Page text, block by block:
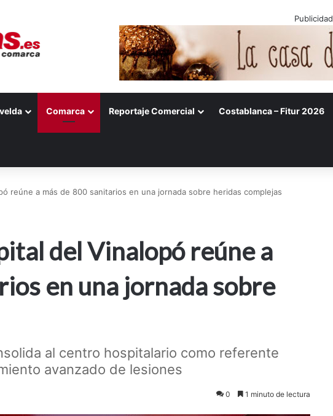
Publicidad
Comarca Reportaje Comercial Costablanca – Fitur 2026
reúne a más de 800 sanitarios en una jornada sobre heridas complejas
del Vinalopó reúne a
en una jornada sobre
al centro hospitalario como referente
avanzado de lesiones
0 1 minuto de lectura